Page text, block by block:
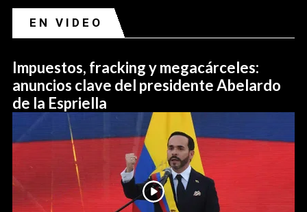
EN VIDEO
Impuestos, fracking y megacárceles:
anuncios clave del presidente Abelardo
de la Espriella